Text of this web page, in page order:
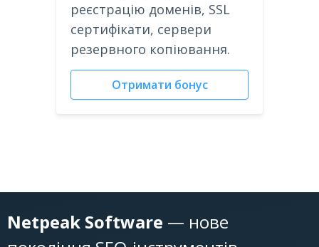
Netpeak Software — нове
реєстрацію доменів, SSL
сертифікати, сервери
резервного копіювання.
Отримати бонус